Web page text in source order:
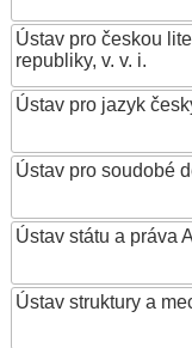
Ústav pro českou
republiky, v. v. i.
Ústav pro jazyk
Ústav pro soudobé
Ústav státu a práva
Ústav struktury a